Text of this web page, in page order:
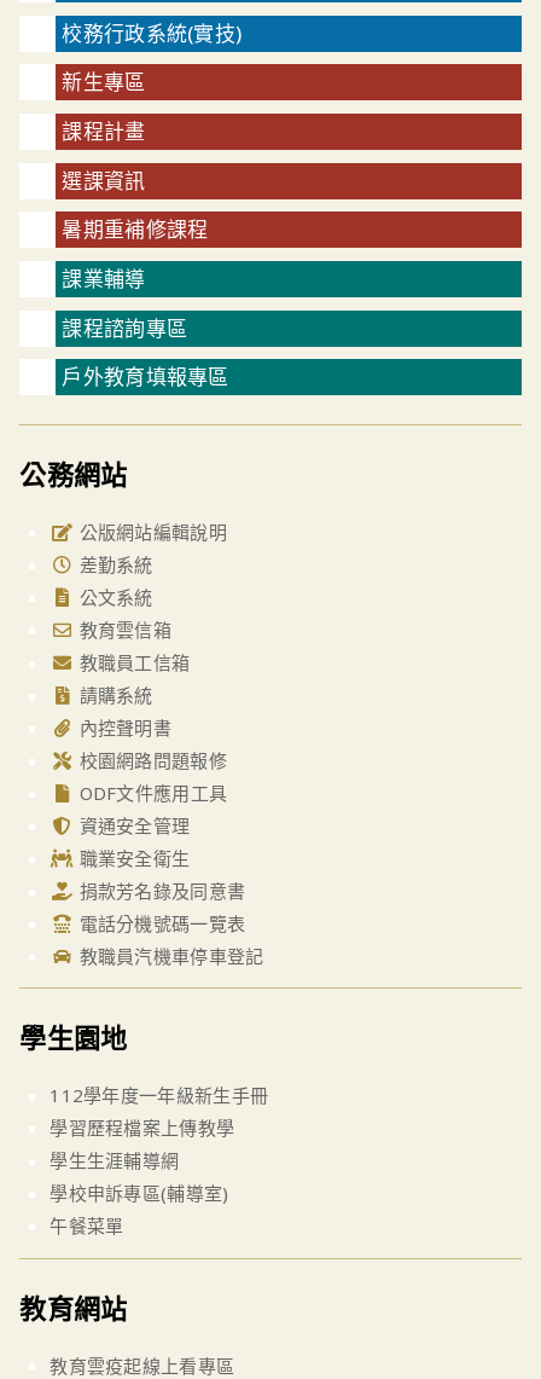
校務行政系統(實技)
新生專區
課程計畫
選課資訊
暑期重補修課程
課業輔導
課程諮詢專區
戶外教育填報專區
公務網站
公版網站編輯說明
差勤系統
公文系統
教育雲信箱
教職員工信箱
請購系統
內控聲明書
校園網路問題報修
ODF文件應用工具
資通安全管理
職業安全衛生
捐款芳名錄及同意書
電話分機號碼一覽表
教職員汽機車停車登記
學生園地
112學年度一年級新生手冊
學習歷程檔案上傳教學
學生生涯輔導網
學校申訴專區(輔導室)
午餐菜單
教育網站
教育雲疫起線上看專區